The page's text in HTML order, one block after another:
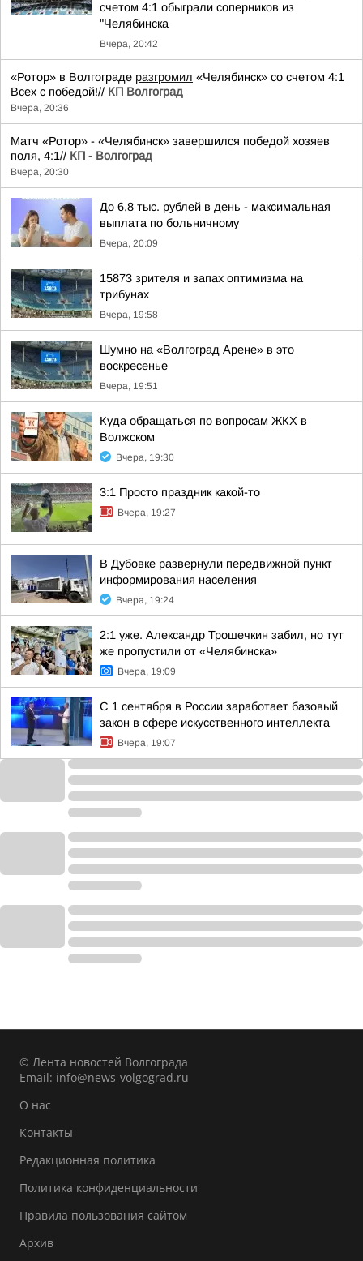
счетом 4:1 обыграли соперников из
"Челябинска
Вчера, 20:42
«Ротор» в Волгограде разгромил «Челябинск» со счетом 4:1
Всех с победой!// КП Волгоград
Вчера, 20:36
Матч «Ротор» - «Челябинск» завершился победой хозяев
поля, 4:1// КП - Волгоград
Вчера, 20:30
До 6,8 тыс. рублей в день - максимальная
выплата по больничному
Вчера, 20:09
15873 зрителя и запах оптимизма на
трибунах
Вчера, 19:58
Шумно на «Волгоград Арене» в это
воскресенье
Вчера, 19:51
Куда обращаться по вопросам ЖКХ в
Волжском
Вчера, 19:30
3:1 Просто праздник какой-то
Вчера, 19:27
В Дубовке развернули передвижной пункт
информирования населения
Вчера, 19:24
2:1 уже. Александр Трошечкин забил, но тут
же пропустили от «Челябинска»
Вчера, 19:09
С 1 сентября в России заработает базовый
закон в сфере искусственного интеллекта
Вчера, 19:07
© Лента новостей Волгограда
Email: info@news-volgograd.ru
О нас
Контакты
Редакционная политика
Политика конфиденциальности
Правила пользования сайтом
Архив